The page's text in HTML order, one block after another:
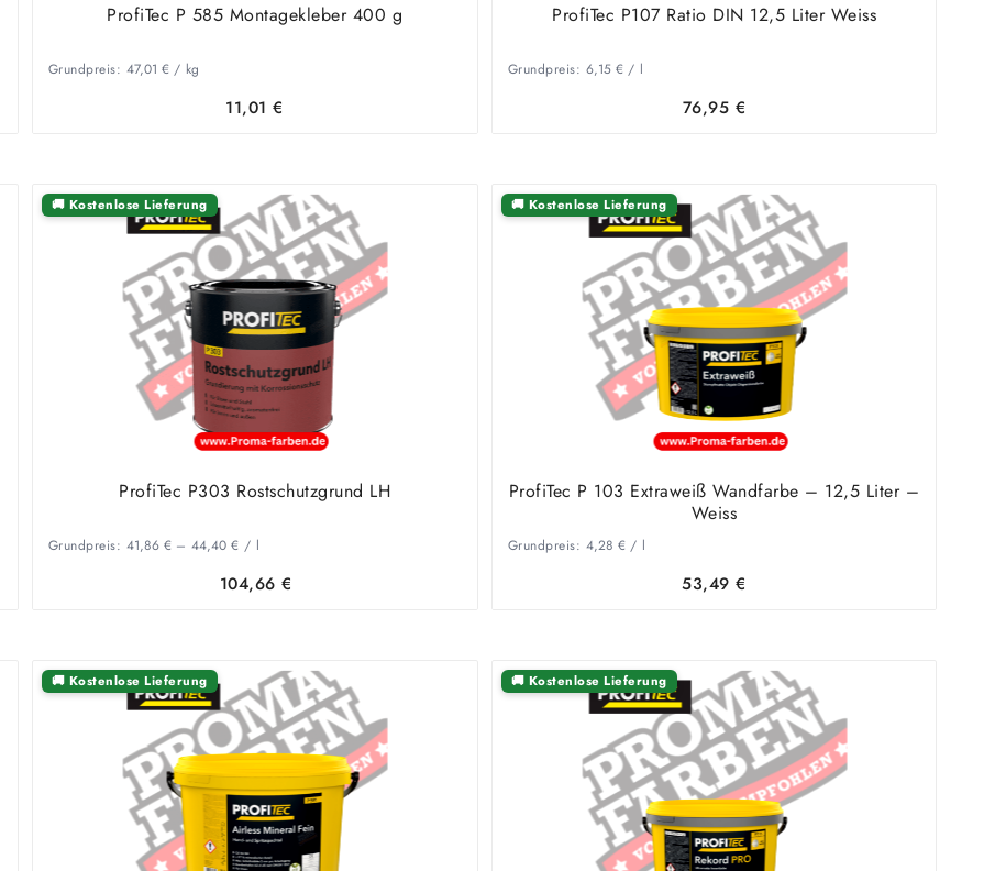
ProfiTec P 585 Montagekleber 400 g
Grundpreis: 47,01 €/ kg
11,01€
ProfiTec P107 Ratio DIN 12,5 Liter Weiss
Grundpreis: 6,15 €/ l
76,95 €
🚚 Kostenlose Lieferung
ProfiTec P303 Rostschutzgrund LH
Grundpreis: 41,86 €–44,40€ / l
104,66€
🚚 Kostenlose Lieferung
ProfiTec P 103 Extraweiß Wandfarbe – 12,5 Liter –
Weiss
Grundpreis: 4,28 €/ l
53,49€
🚚 Kostenlose Lieferung 🚚 Kostenlose Lieferung